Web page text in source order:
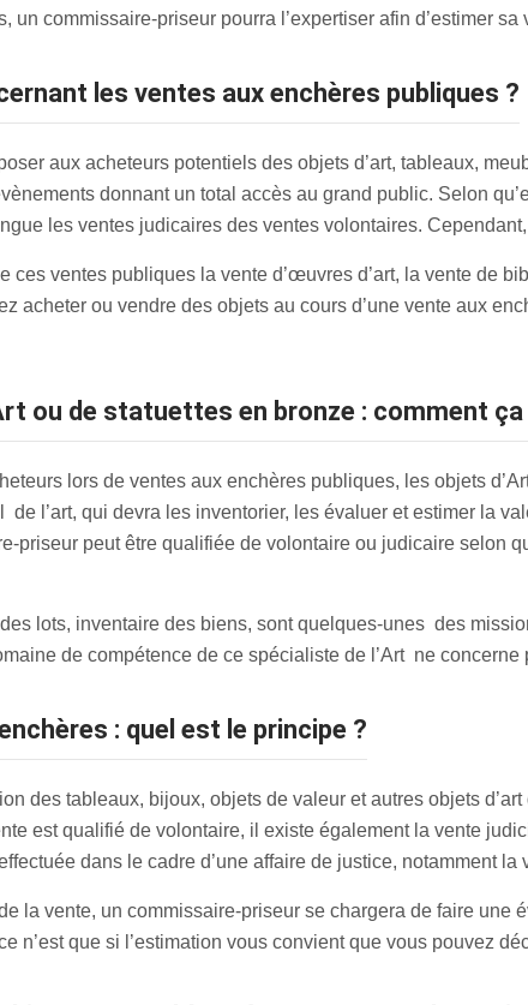
un commissaire-priseur pourra l’expertiser afin d’estimer sa
les ventes aux enchères publiques ?
aux acheteurs potentiels des objets d’art, tableaux,
donnant un total accès au grand public. Selon
les ventes judicaires des ventes volontaires.
ces ventes publiques la vente d’œuvres d’art, la vente de
acheter ou vendre des objets au cours d’une vente aux
ou de statuettes en bronze : comment
lors de ventes aux enchères publiques, les objets
l’art, qui devra les inventorier, les évaluer et estimer la
priseur peut être qualifiée de volontaire ou judicaire selon
lots, inventaire des biens, sont quelques-unes des
de compétence de ce spécialiste de l’Art ne
: quel est le principe ?
des tableaux, bijoux, objets de valeur et autres objets
est qualifié de volontaire, il existe également la vente
dans le cadre d’une affaire de justice, notamment
la vente, un commissaire-priseur se chargera de faire une
n’est que si l’estimation vous convient que vous pouvez